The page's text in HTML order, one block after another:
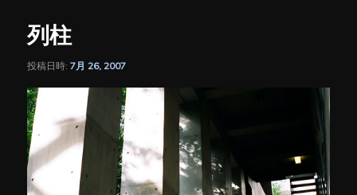
ビ
ゲ
シ
ン
列柱
投稿日時:7月 26, 2007